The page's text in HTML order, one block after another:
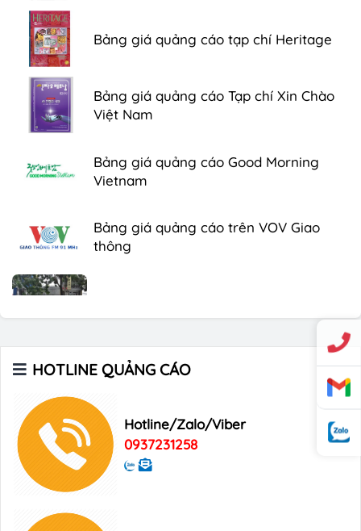
Bảng giá quảng cáo tạp chí Heritage
Bảng giá quảng cáo Tạp chí Xin Chào
Việt Nam
Bảng giá quảng cáo Good Morning
Vietnam
Bảng giá quảng cáo trên VOV Giao
thông
Bảng giá quảng cáo Báo Tuổi Trẻ
Bảng giá quảng cáo tạp chí Heritage
Bảng giá quảng cáo Tạp chí Xin Chào
HOTLINE QUẢNG CÁO
Hotline/Zalo/Viber
0937231258